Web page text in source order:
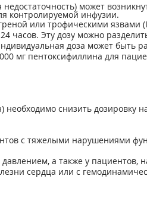
может
контролируемой инфузии.
или трофическими язвами
часов. Эту дозу можно
доза может быть
мг пентоксифиллина для
снизить дозировку
с тяжелыми нарушениями
а также у пациентов,
сердца или с